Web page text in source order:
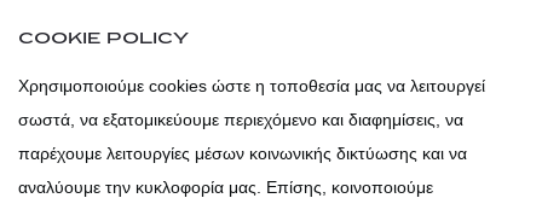
atticadps
COOKIE POLICY
Χρησιμοποιούμε cookies ώστε η τοποθεσία μας να λειτουργεί
σωστά, να εξατομικεύουμε περιεχόμενο και διαφημίσεις, να
παρέχουμε λειτουργίες μέσων κοινωνικής δικτύωσης και να
αναλύουμε την κυκλοφορία μας. Επίσης, κοινοποιούμε